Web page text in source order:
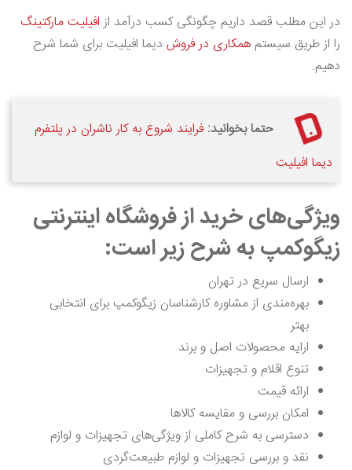
در این مطلب قصد داریم چگونگی کسب درآمد ازافیلیت مارکتینگ
را از طریق سیستم همکاری در فروش دیما افیلیت برای شما شرح
دهیم.
حتما بخوانید: فرایند شروع به کار ناشران در پلتفرم
دیما افیلیت
ویژگی‌های خرید از فروشگاه اینترنتی
زیگوکمپ به شرح زیر است:
ارسال سریع در تهران
بهره‌مندی از مشاوره کارشناسان زیگوکمپ برای انتخابی
بهتر
ارایه محصولات اصل و برند
تنوع اقلام و تجهیزات
ارائه قیمت
امکان بررسی و مقایسه کالاها
دسترسی به شرح کاملی از ویژگی‌های تجهیزات و لوازم
نقد و بررسی تجهیزات و لوازم طبیعت‌گردی